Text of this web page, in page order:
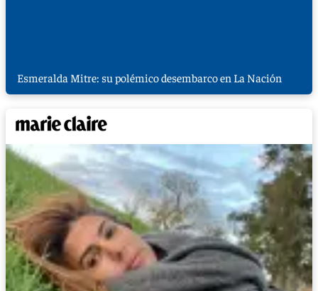
Esmeralda Mitre: su polémico desembarco en La Nación